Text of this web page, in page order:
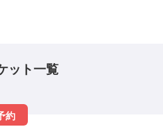
ット一覧
約